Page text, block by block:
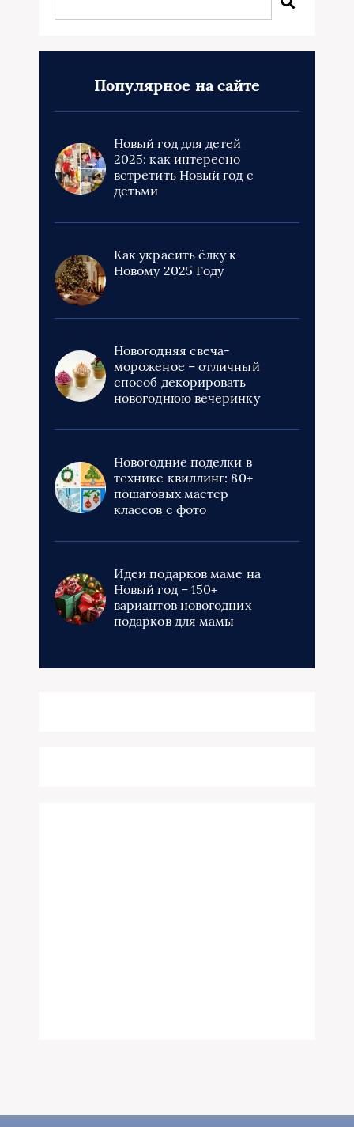
Популярное на сайте
Новый год для детей
2025: как интересно
встретить Новый год с
детьми
Как украсить ёлку к
Новому 2025 Году
Новогодняя свеча-
мороженое – отличный
способ декорировать
новогоднюю вечеринку
Новогодние поделки в
технике квиллинг: 80+
пошаговых мастер
классов с фото
Идеи подарков маме на
Новый год – 150+
вариантов новогодних
подарков для мамы